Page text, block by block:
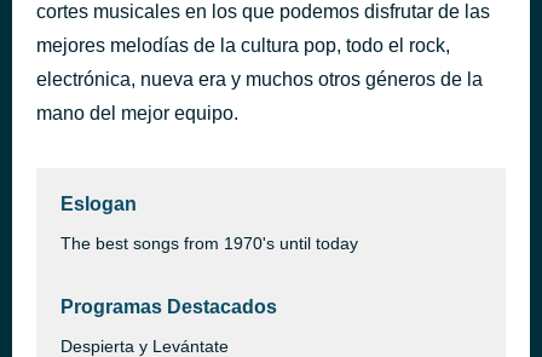
cortes musicales en los que podemos disfrutar de las
mejores melodías de la cultura pop, todo el rock,
electrónica, nueva era y muchos otros géneros de la
mano del mejor equipo.
Eslogan
The best songs from 1970's until today
Programas Destacados
Despierta y Levántate